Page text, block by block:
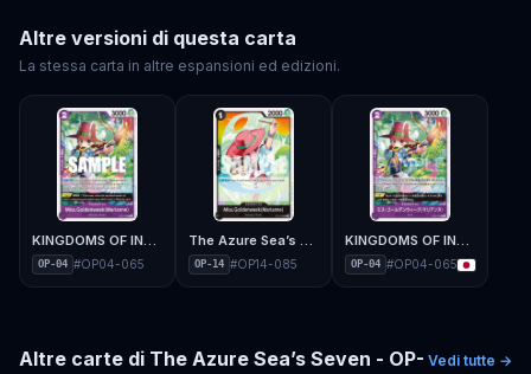
Altre versioni di questa carta
La stessa carta in altre espansioni ed edizioni.
KINGDOMS OF INTRIGUE - OP-04
OP-04 #OP04-065
The Azure Sea’s Seven - OP-14
OP-14 #OP14-085
KINGDOMS OF INTRIGUE - OP-04
OP-04 #OP04-065
Altre carte di The Azure Sea’s Seven - OP- Vedi tutte →